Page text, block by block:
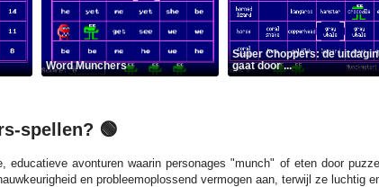
Word Munchers
Super Choppers: de
gaat door ...
spellen? 🟢
educatieve avonturen waarin personages "munch" of eten door
en probleemoplossend vermogen aan, terwijl ze luchtig